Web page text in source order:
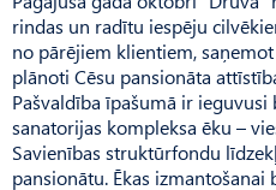
rindas un radītu iespēju
no pārējiem klientiem,
plānoti Cēsu pansionāta
Pašvaldība īpašumā ir ieguvusi
sanatorijas kompleksa ēku –
Savienības struktūrfondu
pansionātu. Ēkas